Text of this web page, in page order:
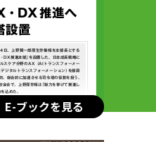
E-ブックを見る